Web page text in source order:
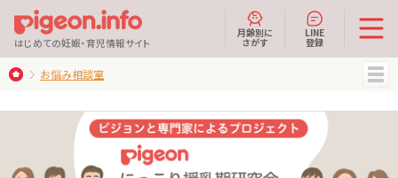
はじめての妊娠・育児情報サイト
月齢別に
さがす
LINE
登録
お悩み相談室